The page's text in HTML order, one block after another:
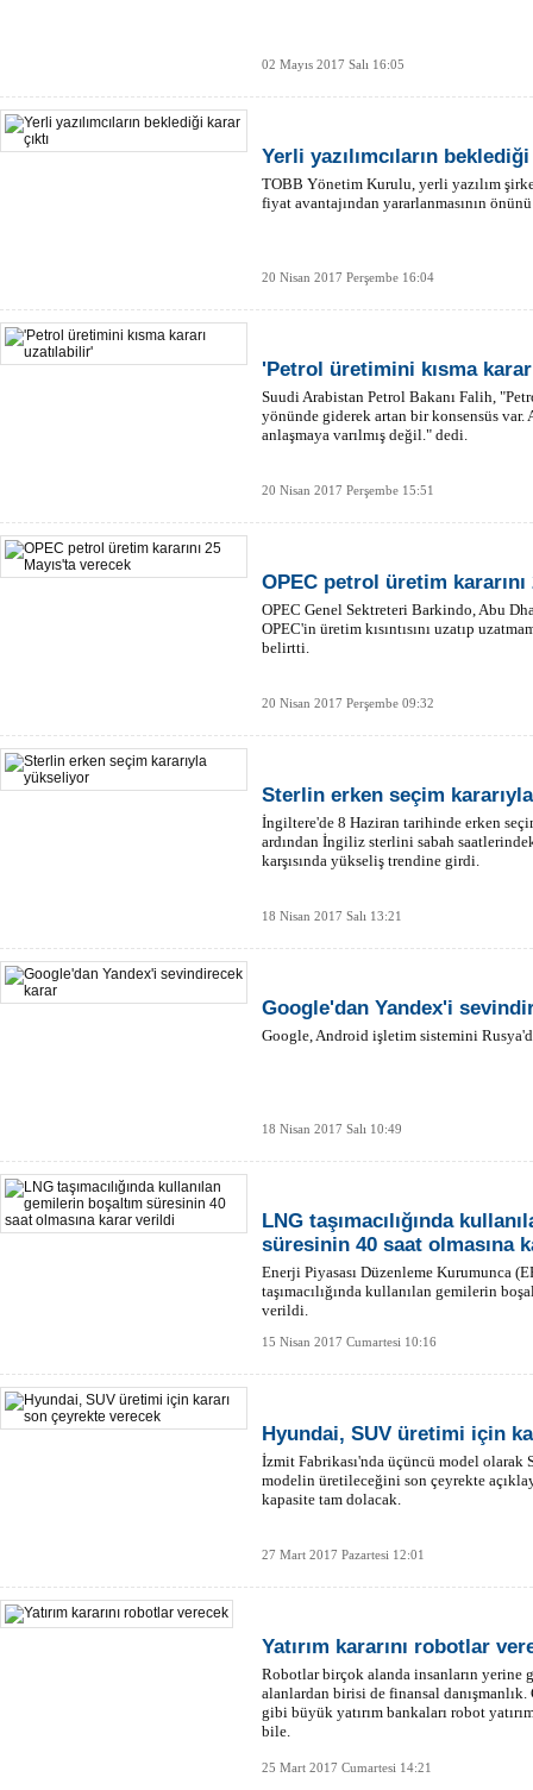
02 Mayıs 2017 Salı 16:05
Yerli yazılımcıların
TOBB Yönetim Kurulu, yerli yazılım
fiyat avantajından yararlanmasının
20 Nisan 2017 Perşembe 16:04
'Petrol üretimini kısma
Suudi Arabistan Petrol Bakanı Falih,
yönünde giderek artan bir konsensüs var.
anlaşmaya varılmış değil." dedi.
20 Nisan 2017 Perşembe 15:51
OPEC petrol üretim kararını
OPEC Genel Sektreteri Barkindo, Abu
OPEC'in üretim kısıntısını uzatıp
belirtti.
20 Nisan 2017 Perşembe 09:32
Sterlin erken seçim
İngiltere'de 8 Haziran tarihinde erken
ardından İngiliz sterlini sabah
karşısında yükseliş trendine girdi.
18 Nisan 2017 Salı 13:21
Google'dan Yandex'i
Google, Android işletim sistemini
18 Nisan 2017 Salı 10:49
LNG taşımacılığında
süresinin 40 saat olmasına
Enerji Piyasası Düzenleme Kurumunca
taşımacılığında kullanılan gemilerin
verildi.
15 Nisan 2017 Cumartesi 10:16
Hyundai, SUV üretimi için
İzmit Fabrikası'nda üçüncü model olarak
modelin üretileceğini son çeyrekte
kapasite tam dolacak.
27 Mart 2017 Pazartesi 12:01
Yatırım kararını robotlar
Robotlar birçok alanda insanların yerine
alanlardan birisi de finansal
gibi büyük yatırım bankaları robot
bile.
25 Mart 2017 Cumartesi 14:21